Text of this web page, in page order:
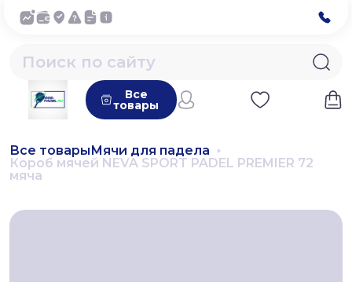
Все
товары
Все товарыМячи для падела
Короб мячей NEVA SPORT PADEL PREMIER 72
мяча